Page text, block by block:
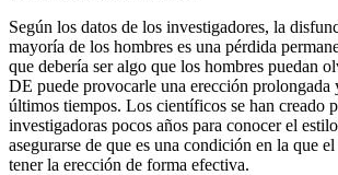
Según los datos de los investigadores, la
mayoría de los hombres es una pérdida
que debería ser algo que los hombres puedan
DE puede provocarle una erección prolongada
últimos tiempos. Los científicos se han creado
investigadoras pocos años para conocer el
asegurarse de que es una condición en la que
tener la erección de forma efectiva.